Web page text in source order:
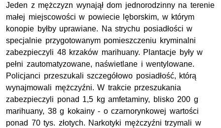
Jeden z mężczyzn wynajął dom jednorodzinny na terenie
małej miejscowości w powiecie lęborskim, w którym
konopie byłby uprawiane. Na strychu posiadłości w
specjalnie przygotowanym pomieszczeniu kryminalni
zabezpieczyli 48 krzaków marihuany. Plantacje były w
pełni zautomatyzowane, naświetlane i wentylowane.
Policjanci przeszukali szczegółowo posiadłość, którą
wynajmowali mężczyźni. W trakcie przeszukania
zabezpieczyli ponad 1,5 kg amfetaminy, blisko 200 g
marihuany, 38 g kokainy - o czarnorynkowej wartości
ponad 70 tys. złotych. Narkotyki mężczyźni trzymali w